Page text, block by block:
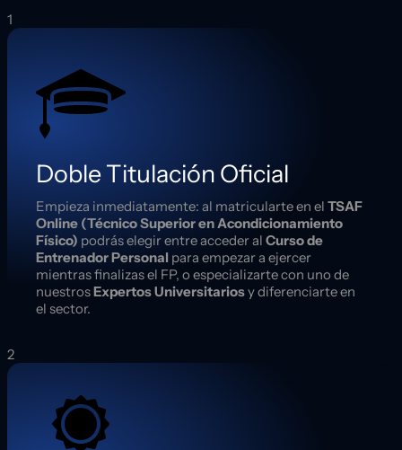
1
Doble Titulación Oficial
Empieza inmediatamente: al matricularte en el TSAF
Online (Técnico Superior en Acondicionamiento
Físico) podrás elegir entre acceder al Curso de
Entrenador Personal para empezar a ejercer
mientras finalizas el FP, o especializarte con uno de
nuestrosExpertos Universitariosy diferenciarte en
el sector.
2